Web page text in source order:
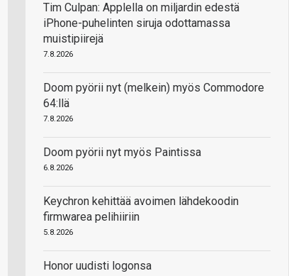
Tim Culpan: Applella on miljardin edestä
iPhone-puhelinten siruja odottamassa
muistipiirejä
7.8.2026
Doom pyörii nyt (melkein) myös Commodore
64:llä
7.8.2026
Doom pyörii nyt myös Paintissa
6.8.2026
Keychron kehittää avoimen lähdekoodin
firmwarea pelihiiriin
5.8.2026
Honor uudisti logonsa